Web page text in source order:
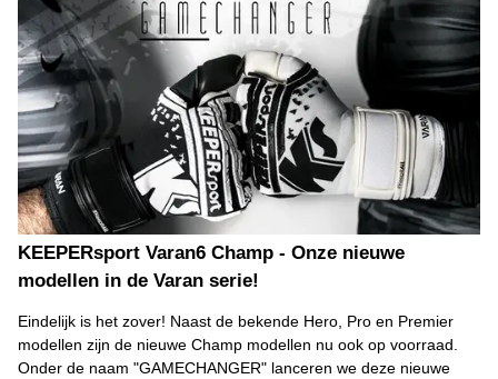
KEEPERsport Varan6 Champ - Onze nieuwe
modellen in de Varan serie!
Eindelijk is het zover! Naast de bekende Hero, Pro en Premier
modellen zijn de nieuwe Champ modellen nu ook op voorraad.
Onder de naam "GAMECHANGER" lanceren we deze nieuwe